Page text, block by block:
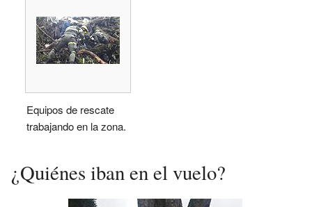
Equipos de rescate
trabajando en la zona.
¿Quiénes iban en el vuelo?